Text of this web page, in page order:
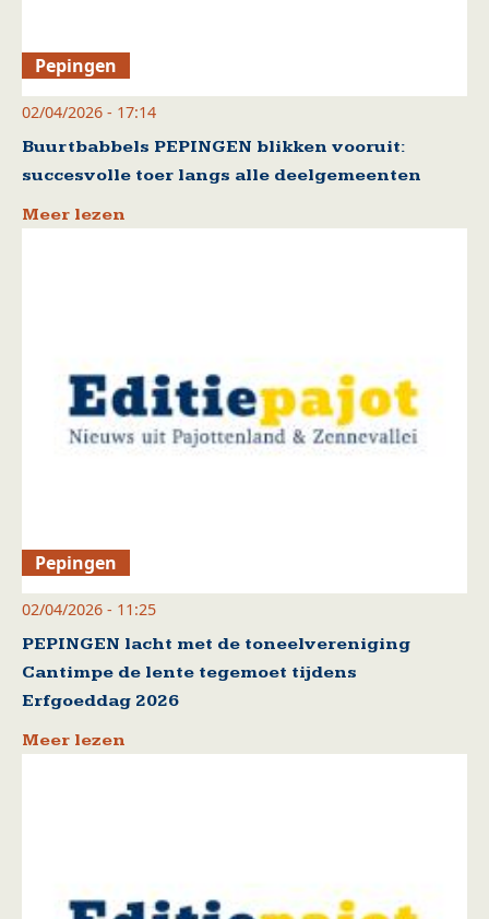
Pepingen
02/04/2026 - 17:14
Buurtbabbels PEPINGEN blikken vooruit:
succesvolle toer langs alle deelgemeenten
Meer lezen
Pepingen
02/04/2026 - 11:25
PEPINGEN lacht met de toneelvereniging
Cantimpe de lente tegemoet tijdens
Erfgoeddag 2026
Meer lezen